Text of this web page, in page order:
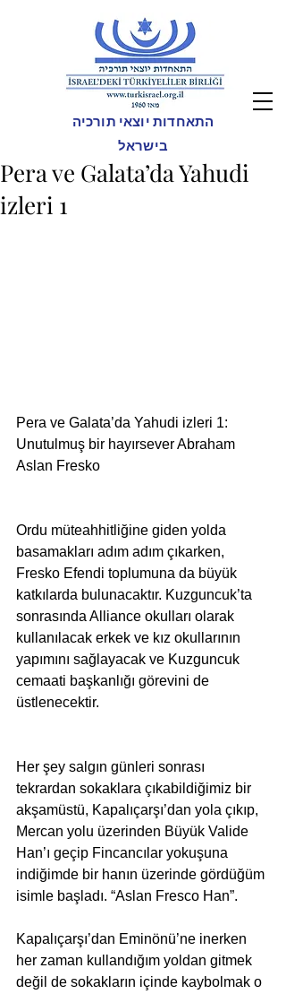
התאחדות יוצאי תורכיה
בישראל
Pera ve Galata’da Yahudi
izleri 1
Pera ve Galata’da Yahudi izleri 1:
Unutulmuş bir hayırsever Abraham
Aslan Fresko
Ordu müteahhitliğine giden yolda
basamakları adım adım çıkarken,
Fresko Efendi toplumuna da büyük
katkılarda bulunacaktır. Kuzguncuk’ta
sonrasında Alliance okulları olarak
kullanılacak erkek ve kız okullarının
yapımını sağlayacak ve Kuzguncuk
cemaati başkanlığı görevini de
üstlenecektir.
Her şey salgın günleri sonrası
tekrardan sokaklara çıkabildiğimiz bir
akşamüstü, Kapalıçarşı’dan yola çıkıp,
Mercan yolu üzerinden Büyük Valide
Han’ı geçip Fincancılar yokuşuna
indiğimde bir hanın üzerinde gördüğüm
isimle başladı. “Aslan Fresco Han”.
Kapalıçarşı’dan Eminönü’ne inerken
her zaman kullandığım yoldan gitmek
değil de sokakların içinde kaybolmak o